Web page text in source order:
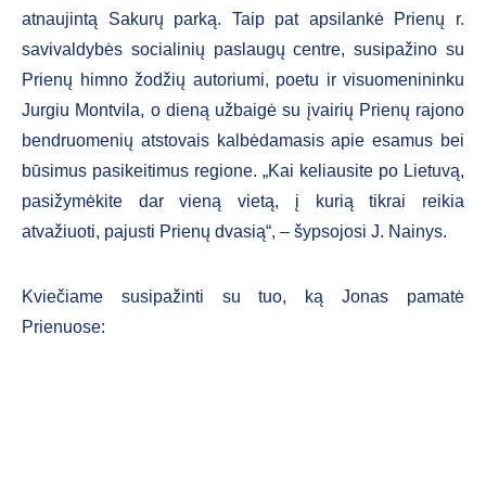
atnaujintą Sakurų parką. Taip pat apsilankė Prienų r.
savivaldybės socialinių paslaugų centre, susipažino su
Prienų himno žodžių autoriumi, poetu ir visuomenininku
Jurgiu Montvila, o dieną užbaigė su įvairių Prienų rajono
bendruomenių atstovais kalbėdamasis apie esamus bei
būsimus pasikeitimus regione. „Kai keliausite po Lietuvą,
pasižymėkite dar vieną vietą, į kurią tikrai reikia
atvažiuoti, pajusti Prienų dvasią“, – šypsojosi J. Nainys.
Kviečiame susipažinti su tuo, ką Jonas pamatė
Prienuose: